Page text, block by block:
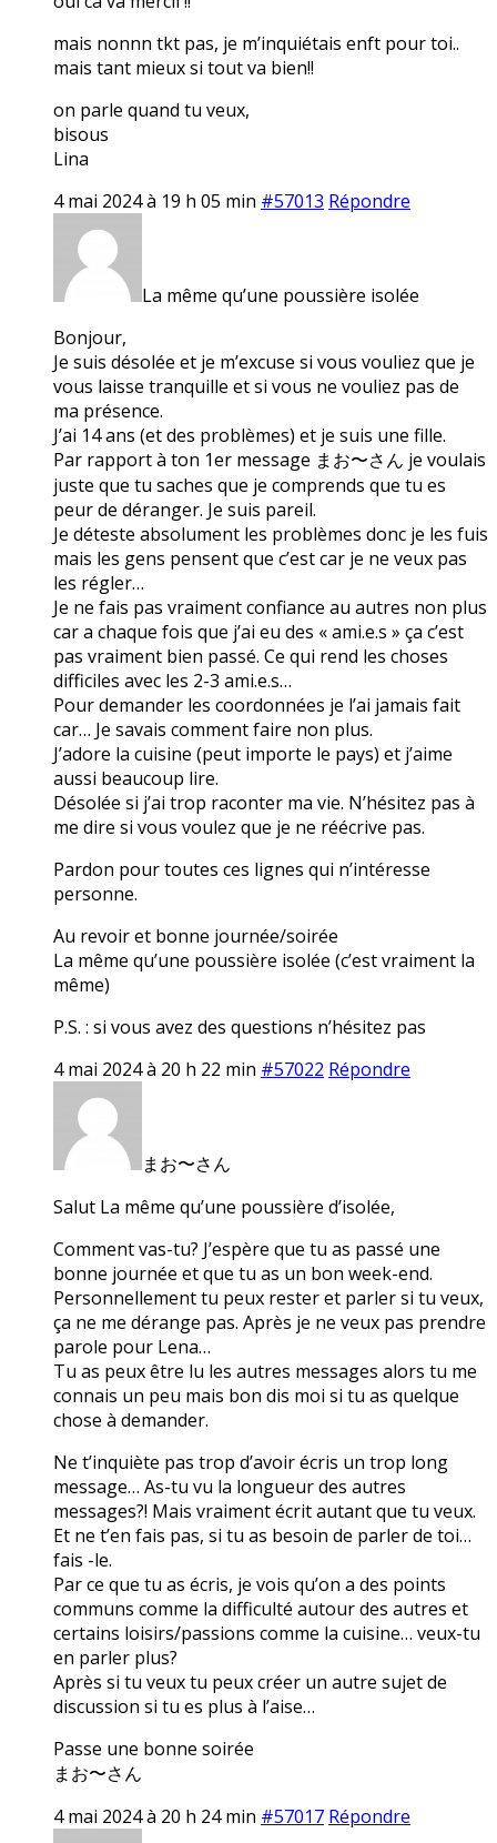
mais nonnn tkt pas, je m’inquiétais enft pour toi..
mais tant mieux si tout va bien!!
on parle quand tu veux,
bisous
Lina
4 mai 2024 à 19 h 05 min #57013 Répondre
La même qu’une poussière isolée
Bonjour,
Je suis désolée et je m’excuse si vous vouliez que je
vous laisse tranquille et si vous ne vouliez pas de
ma présence.
J’ai 14 ans (et des problèmes) et je suis une fille.
Par rapport à ton 1er message まお〜さん je voulais
juste que tu saches que je comprends que tu es
peur de déranger. Je suis pareil.
Je déteste absolument les problèmes donc je les fuis
mais les gens pensent que c’est car je ne veux pas
les régler…
Je ne fais pas vraiment confiance au autres non plus
car a chaque fois que j’ai eu des « ami.e.s » ça c’est
pas vraiment bien passé. Ce qui rend les choses
difficiles avec les 2-3 ami.e.s…
Pour demander les coordonnées je l’ai jamais fait
car… Je savais comment faire non plus.
J’adore la cuisine (peut importe le pays) et j’aime
aussi beaucoup lire.
Désolée si j’ai trop raconter ma vie. N’hésitez pas à
me dire si vous voulez que je ne réécrive pas.
Pardon pour toutes ces lignes qui n’intéresse
personne.
Au revoir et bonne journée/soirée
La même qu’une poussière isolée (c’est vraiment la
même)
P.S. : si vous avez des questions n’hésitez pas
4 mai 2024 à 20 h 22 min #57022 Répondre
まお〜さん
Salut La même qu’une poussière d’isolée,
Comment vas-tu? J’espère que tu as passé une
bonne journée et que tu as un bon week-end.
Personnellement tu peux rester et parler si tu veux,
ça ne me dérange pas. Après je ne veux pas prendre
parole pour Lena…
Tu as peux être lu les autres messages alors tu me
connais un peu mais bon dis moi si tu as quelque
chose à demander.
Ne t’inquiète pas trop d’avoir écris un trop long
message… As-tu vu la longueur des autres
messages?! Mais vraiment écrit autant que tu veux.
Et ne t’en fais pas, si tu as besoin de parler de toi…
fais -le.
Par ce que tu as écris, je vois qu’on a des points
communs comme la difficulté autour des autres et
certains loisirs/passions comme la cuisine… veux-tu
en parler plus?
Après si tu veux tu peux créer un autre sujet de
discussion si tu es plus à l’aise…
Passe une bonne soirée
まお〜さん
4 mai 2024 à 20 h 24 min #57017 Répondre